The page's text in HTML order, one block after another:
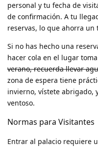
personal y tu fecha de
de confirmación. A tu
reservas, lo que ahorra un
Si no has hecho una
hacer cola en el lugar
verano, recuerda llevar
zona de espera tiene
invierno, vístete abrigado,
ventoso.
Normas para Visitantes
Entrar al palacio requiere